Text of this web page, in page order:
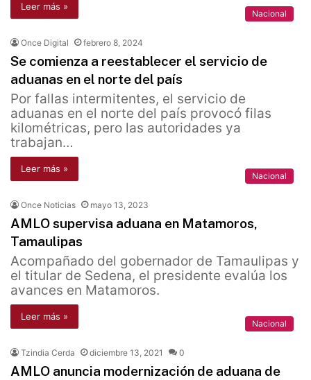
Leer más »
Nacional
Once Digital febrero 8, 2024
Se comienza a reestablecer el servicio de
aduanas en el norte del país
Por fallas intermitentes, el servicio de
aduanas en el norte del país provocó filas
kilométricas, pero las autoridades ya
trabajan…
Leer más »
Nacional
Once Noticias mayo 13, 2023
AMLO supervisa aduana en Matamoros,
Tamaulipas
Acompañado del gobernador de Tamaulipas y
el titular de Sedena, el presidente evalúa los
avances en Matamoros.
Leer más »
Nacional
Tzindia Cerda diciembre 13, 2021 0
AMLO anuncia modernización de aduana de